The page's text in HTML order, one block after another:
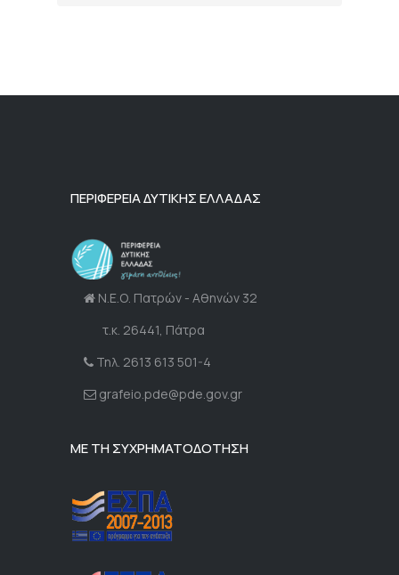
ΠΕΡΙΦΕΡΕΙΑ ΔΥΤΙΚΗΣ ΕΛΛΑΔΑΣ
Ν.Ε.Ο. Πατρών - Αθηνών 32
τ.κ. 26441, Πάτρα
Τηλ. 2613 613 501-4
grafeio.pde@pde.gov.gr
ΜΕ ΤΗ ΣΥΧΡΗΜΑΤΟΔΟΤΗΣΗ